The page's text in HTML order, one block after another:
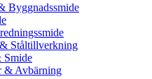
Byggnadssmide
Ståltillverkning
Smide
& Avbärning